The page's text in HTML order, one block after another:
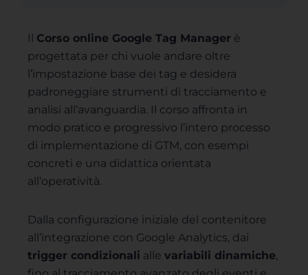
Il Corso online Google Tag Manager è
progettata per chi vuole andare oltre
l’impostazione base dei tag e desidera
padroneggiare strumenti di tracciamento e
analisi all’avanguardia. Il corso affronta in
modo pratico e progressivo l’intero processo
di implementazione di GTM, con esempi
concreti e una didattica orientata
all’operatività.
Dalla configurazione iniziale del contenitore
all’integrazione con Google Analytics, dai
trigger condizionali alle variabili dinamiche,